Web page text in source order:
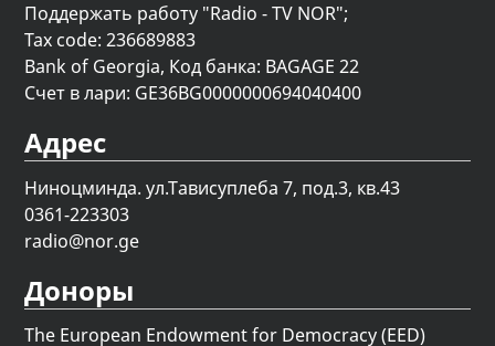
Поддержать работу "Radio - TV NOR";
Tax code: 236689883
Bank of Georgia, Код банка: BAGAGE 22
Счет в лари: GE36BG0000000694040400
Адрес
Ниноцминда. ул.Тависуплеба 7, под.3, кв.43
0361-223303
radio@nor.ge
Доноры
The European Endowment for Democracy (EED)